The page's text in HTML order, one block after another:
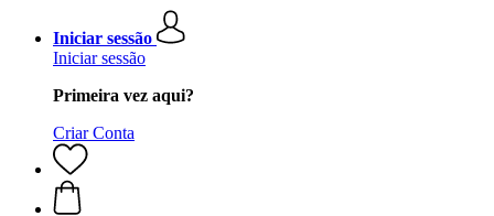
Iniciar sessão
Iniciar sessão
Primeira vez aqui?
Criar Conta